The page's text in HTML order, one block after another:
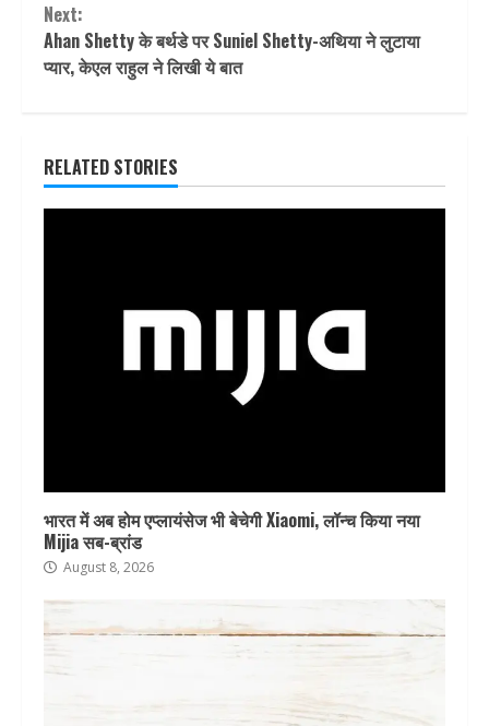
Next:
Ahan Shetty के बर्थडे पर Suniel Shetty-अथिया ने लुटाया
प्यार, केएल राहुल ने लिखी ये बात
RELATED STORIES
भारत में अब होम एप्लायंसेज भी बेचेगी Xiaomi, लॉन्च किया नया
Mijia सब-ब्रांड
August 8, 2026